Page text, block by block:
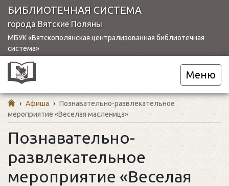
БИБЛИОТЕЧНАЯ СИСТЕМА
города Вятские Поляны
МБУК «Вятскополянская централизованная библиотечная
система»
Меню
› Афиша › Познавательно-развлекательное
мероприятие «Веселая масленица»
Познавательно-
развлекательное
мероприятие «Веселая